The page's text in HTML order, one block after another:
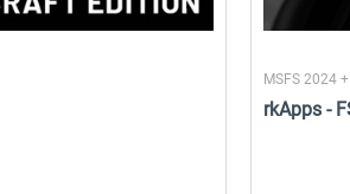
MSFS 2024
rkApps -